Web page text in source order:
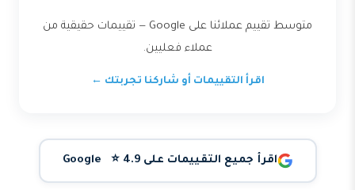
متوسط تقييم عملائنا على Google — تقييمات حقيقية من
عملاء فعليين.
اقرأ التقييمات أو شاركنا تجربتك ←
اقرأ جميع التقييمات على Google ⭐ 4.9